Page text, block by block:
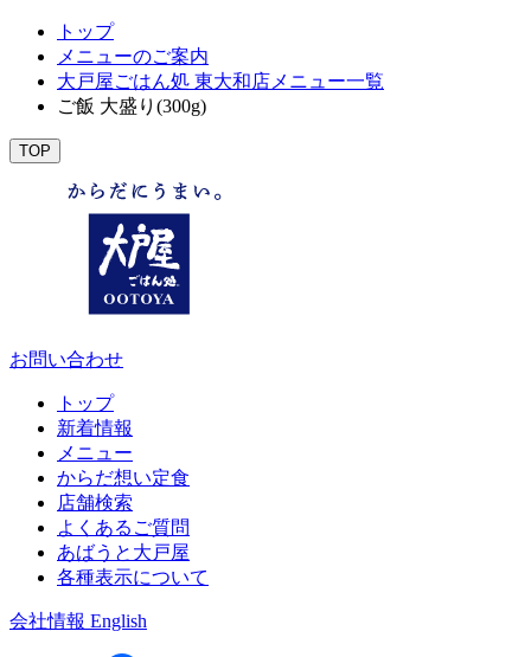
トップ
メニューのご案内
大戸屋ごはん処 東大和店メニュー一覧
ご飯 大盛り(300g)
TOP
お問い合わせ
トップ
新着情報
メニュー
からだ想い定食
店舗検索
よくあるご質問
あばうと大戸屋
各種表示について
会社情報 English